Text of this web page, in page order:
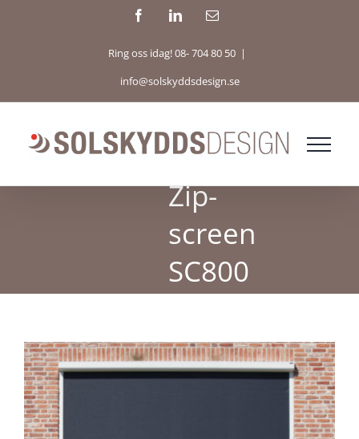
FacebookLinkedInE-
Ring oss idag! 08- 704 80 50 |
info@solskyddsdesign.se
Zip-
screen
SC800
Visa
större
bild